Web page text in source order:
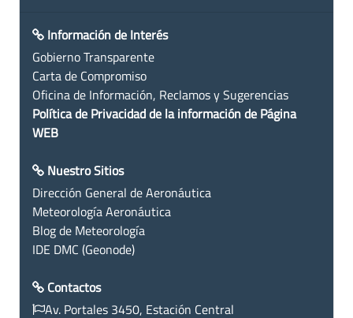
Información de Interés
Gobierno Transparente
Carta de Compromiso
Oficina de Información, Reclamos y Sugerencias
Política de Privacidad de la información de Página
WEB
Nuestro Sitios
Dirección General de Aeronáutica
Meteorología Aeronáutica
Blog de Meteorología
IDE DMC (Geonode)
Contactos
Av. Portales 3450, Estación Central